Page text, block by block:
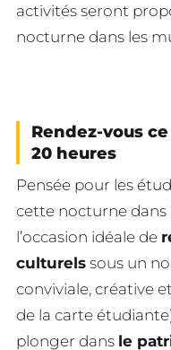
activités seront
nocturne dans les
Rendez-vous
20 heures
Pensée pour les
cette nocturne dans
l’occasion idéale de
culturels sous un
conviviale, créative
de la carte
plonger dans le